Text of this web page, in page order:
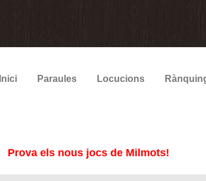
Inici Paraules Locucions
Prova els nous jocs de Milmots!